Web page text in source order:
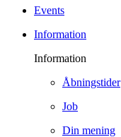
Events
Information
Information
Åbningstider
Job
Din mening